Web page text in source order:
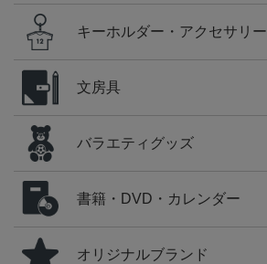
キーホルダー・アクセサリー
文房具
バラエティグッズ
書籍・DVD・カレンダー
オリジナルブランド